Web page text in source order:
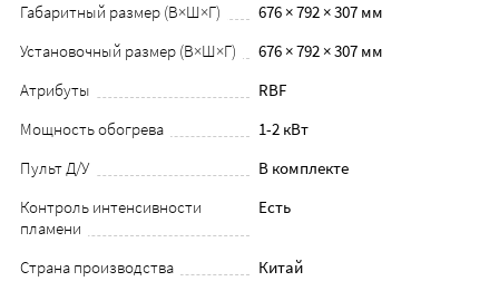
Габаритный размер (В×Ш×Г)
676 × 792 × 307 мм
Установочный размер (В×Ш×Г)
676 × 792 × 307 мм
Атрибуты
RBF
Мощность обогрева
1-2 кВт
Пульт Д/У
В комплекте
Контроль интенсивности
пламени
Есть
Страна производства
Китай